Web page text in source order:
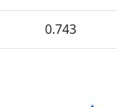
0.743